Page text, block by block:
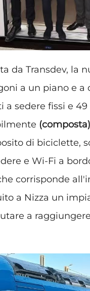
da Transdev, la
a un piano e
a sedere fissi e
(composta)
di biciclette,
e Wi-Fi a
corrisponde
a Nizza un
a